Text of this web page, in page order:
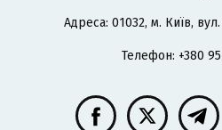
Адреса: 01032, м. Київ,
Телефон: +380